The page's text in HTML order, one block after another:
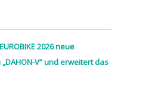
2026 neue
V“ und erweitert das